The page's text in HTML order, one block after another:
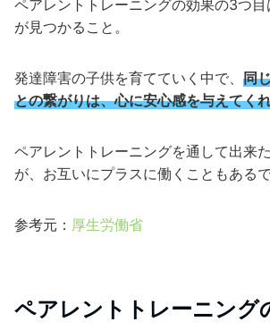
ペアレントトレーニングの効果の3つ
が見つかること。
発達障害の子供を育てていく中で、 同
との繋がりは、心に安心感を与えてく
ペアレントトレーニングを通して出来
が、お互いにプラスに働くこともあるで
参考元： 厚生労働省
ペアレントトレーニング